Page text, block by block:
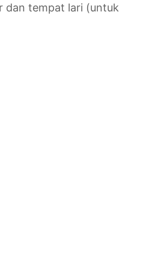
dan tempat lari (untuk